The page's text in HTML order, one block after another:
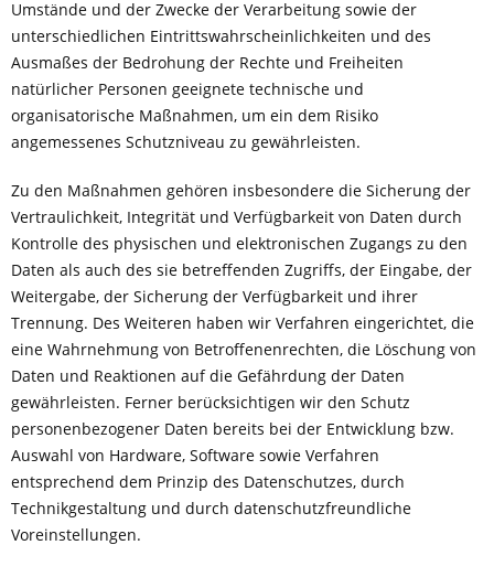
Umstände und der Zwecke der Verarbeitung sowie der
unterschiedlichen Eintrittswahrscheinlichkeiten und des
Ausmaßes der Bedrohung der Rechte und Freiheiten
natürlicher Personen geeignete technische und
organisatorische Maßnahmen, um ein dem Risiko
angemessenes Schutzniveau zu gewährleisten.
Zu den Maßnahmen gehören insbesondere die Sicherung der
Vertraulichkeit, Integrität und Verfügbarkeit von Daten durch
Kontrolle des physischen und elektronischen Zugangs zu den
Daten als auch des sie betreffenden Zugriffs, der Eingabe, der
Weitergabe, der Sicherung der Verfügbarkeit und ihrer
Trennung. Des Weiteren haben wir Verfahren eingerichtet, die
eine Wahrnehmung von Betroffenenrechten, die Löschung von
Daten und Reaktionen auf die Gefährdung der Daten
gewährleisten. Ferner berücksichtigen wir den Schutz
personenbezogener Daten bereits bei der Entwicklung bzw.
Auswahl von Hardware, Software sowie Verfahren
entsprechend dem Prinzip des Datenschutzes, durch
Technikgestaltung und durch datenschutzfreundliche
Voreinstellungen.